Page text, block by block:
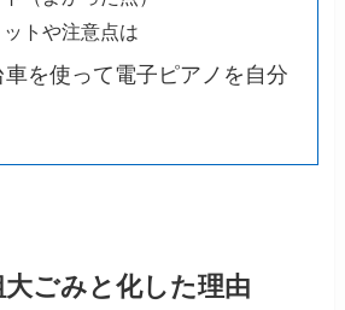
トや注意点は
車を使って電子ピアノを自分
ごみと化した理由